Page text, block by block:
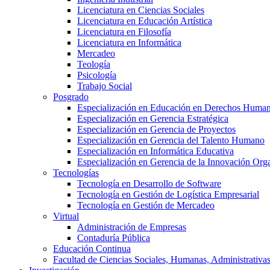
Licenciatura en Ciencias Sociales
Licenciatura en Educación Artística
Licenciatura en Filosofía
Licenciatura en Informática
Mercadeo
Teología
Psicología
Trabajo Social
Posgrado
Especialización en Educación en Derechos
Especialización en Gerencia Estratégica
Especialización en Gerencia de Proyectos
Especialización en Gerencia del Talento Humano
Especialización en Informática Educativa
Especialización en Gerencia de la Innovación
Tecnologías
Tecnología en Desarrollo de Software
Tecnología en Gestión de Logística Empresarial
Tecnología en Gestión de Mercadeo
Virtual
Administración de Empresas
Contaduría Pública
Educación Continua
Facultad de Ciencias Sociales, Humanas,